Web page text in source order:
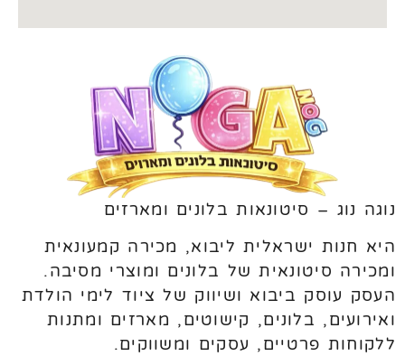
נוגה נוג – סיטונאות בלונים ומארזים
היא חנות ישראלית ליבוא, מכירה קמעונאית
ומכירה סיטונאית של בלונים ומוצרי מסיבה.
העסק עוסק ביבוא ושיווק של ציוד לימי הולדת
ואירועים, בלונים, קישוטים, מארזים ומתנות
ללקוחות פרטיים, עסקים ומשווקים.